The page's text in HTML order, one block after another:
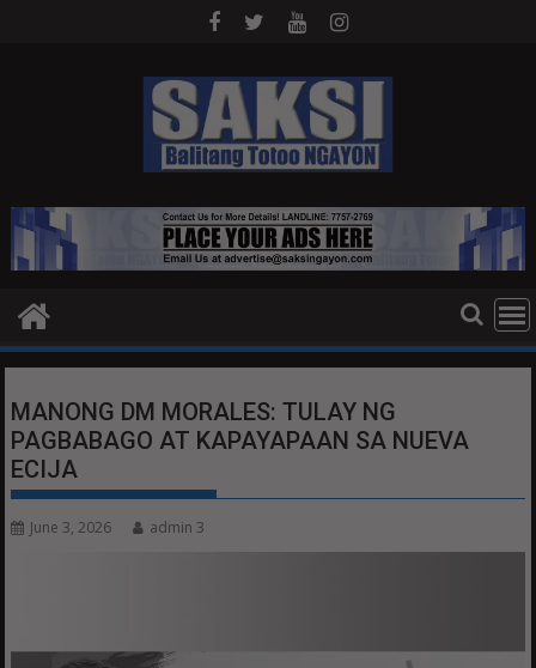
MANONG DM MORALES: TULAY NG
PAGBABAGO AT KAPAYAPAAN SA NUEVA
ECIJA
June 3, 2026 admin 3